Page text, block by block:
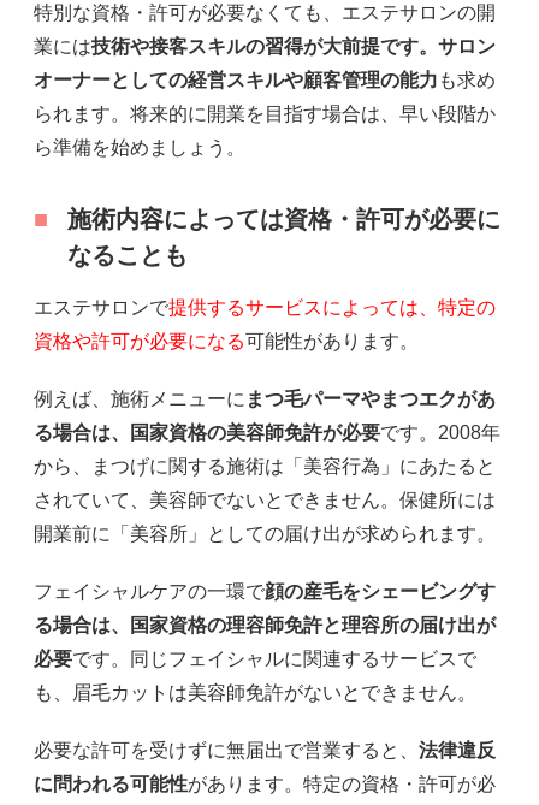
特別な資格・許可が必要なくても、エステサロンの開
業には技術や接客スキルの習得が大前提です。サロン
オーナーとしての経営スキルや顧客管理の能力 も求め
られます。将来的に開業を目指す場合は、早い段階か
ら準備を始めましょう。
施術内容によっては資格・許可が必要に
なることも
エステサロンで提供するサービスによっては、特定の
資格や許可が必要になる可能性があります。
例えば、施術メニューに まつ毛パーマやまつエクがあ
る場合は、国家資格の美容師免許が必要です。2008年
から、まつげに関する施術は「美容行為」にあたると
されていて、美容師でないとできません。保健所には
開業前に「美容所」としての届け出が求められます。
フェイシャルケアの一環で顔の産毛をシェービングす
る場合は、国家資格の理容師免許と理容所の届け出が
必要です。同じフェイシャルに関連するサービスで
も、眉毛カットは美容師免許がないとできません。
必要な許可を受けずに無届出で営業すると、 法律違反
に問われる可能性があります。特定の資格・許可が必